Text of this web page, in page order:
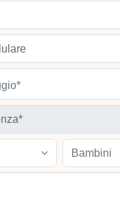
Bambini